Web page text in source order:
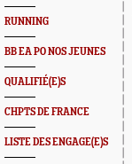
RUNNING
BB EA PO NOS JEUNES
QUALIFIÉ(E)S
CHPTS DE FRANCE
LISTE DES ENGAGE(E)S